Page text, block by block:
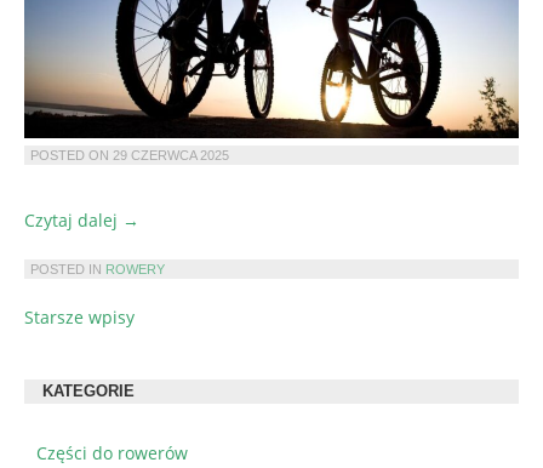
POSTED ON 29 CZERWCA 2025
Czytaj dalej „Na
zwrócić
gdy
roweru
codziennej
→
POSTED IN ROWERY
NAWIGACJA
WPISACH
Starsze wpisy
KATEGORIE
Części do rowerów